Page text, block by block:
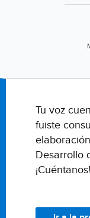
Tu voz
fuiste
Desarrollo
¡Cuéntanos!